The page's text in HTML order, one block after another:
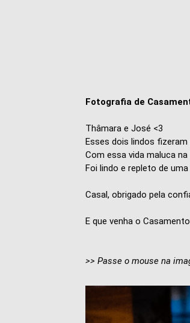
Fotografia de
Thâmara e José <3
Esses dois lindos
Com essa vida maluca
Foi lindo e repleto de
Casal, obrigado pela
E que venha o
>> Passe o mouse na